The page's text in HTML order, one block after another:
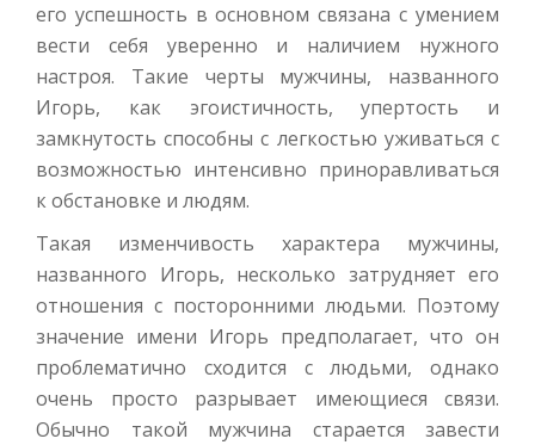
его успешность в основном связана с умением
вести себя уверенно и наличием нужного
настроя. Такие черты мужчины, названного
Игорь, как эгоистичность, упертость и
замкнутость способны с легкостью уживаться с
возможностью интенсивно приноравливаться
к обстановке и людям.
Такая изменчивость характера мужчины,
названного Игорь, несколько затрудняет его
отношения с посторонними людьми. Поэтому
значение имени Игорь предполагает, что он
проблематично сходится с людьми, однако
очень просто разрывает имеющиеся связи.
Обычно такой мужчина старается завести